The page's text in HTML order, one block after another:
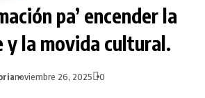
pa’ encender la
y la movida cultural.
noviembre 26, 2025 0